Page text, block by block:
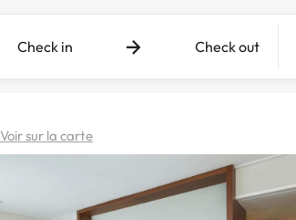
Check in Check out
Voir sur la carte